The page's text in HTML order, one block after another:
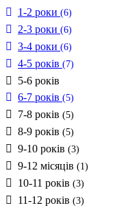
1-2 роки (6)
2-3 роки (6)
3-4 роки (6)
4-5 років (7)
5-6 років
6-7 років (5)
7-8 років (5)
8-9 років (5)
9-10 років (3)
9-12 місяців (1)
10-11 років (3)
11-12 років (3)